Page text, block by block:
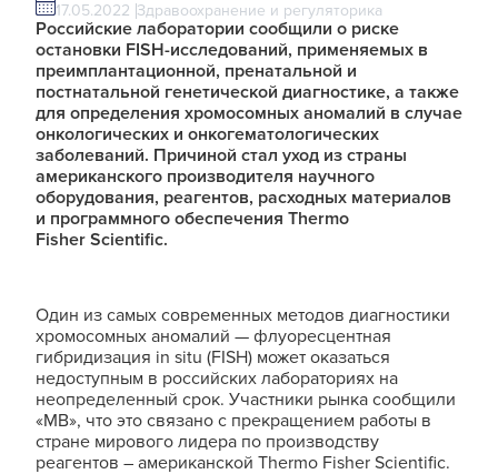
17.05.2022 Здравоохранение и регуляторика
Российские лаборатории сообщили о риске
остановки FISH-исследований, применяемых в
преимплантационной, пренатальной и
постнатальной генетической диагностике, а также
для определения хромосомных аномалий в случае
онкологических и онкогематологических
заболеваний. Причиной стал уход из страны
американского производителя научного
оборудования, реагентов, расходных материалов
и программного обеспечения Thermo
Fisher Scientific.
Один из самых современных методов диагностики
хромосомных аномалий — флуоресцентная
гибридизация in situ (FISH) может оказаться
недоступным в российских лабораториях на
неопределенный срок. Участники рынка сообщили
«МВ», что это связано с прекращением работы в
стране мирового лидера по производству
реагентов – американской Thermo Fisher Scientific.